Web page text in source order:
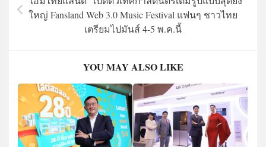
ใหญ่ Fansland Web 3.0 Music Festival แฟนๆ ชาวไทย
เตรียมไปมันส์ 4-5 พ.ค.นี้
YOU MAY ALSO LIKE